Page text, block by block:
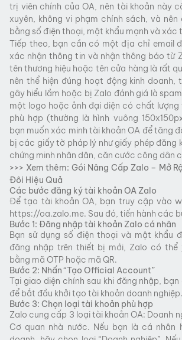
trị viên chính của OA, nên tài khoản này
xuyên, không vi phạm chính sách, và
bằng số điện thoại, mật khẩu mạnh và xác
Tiếp theo, bạn cần có một địa chỉ email
xác nhận thông tin và nhận thông báo từ
tên thương hiệu hoặc tên cửa hàng là rất
nên thể hiện đúng hoạt động kinh doanh,
gây hiểu lầm hoặc bị Zalo đánh giá là
một logo hoặc ảnh đại diện có chất
phù hợp (thường là hình vuông
bạn muốn xác minh tài khoản OA để tăng
bị các giấy tờ pháp lý như giấy phép đăng
chứng minh nhân dân, căn cước công dân
>>> Xem thêm: Gói Nâng Cấp Zalo – Mở
Đôi Hiệu Quả
Các bước đăng ký tài khoản OA Zalo
Để tạo tài khoản OA, bạn truy cập vào
https://oa.zalo.me. Sau đó, tiến hành các
Bước 1: Đăng nhập tài khoản Zalo cá nhân
Bạn sử dụng số điện thoại và mật khẩu
đăng nhập trên thiết bị mới, Zalo có thể
bằng mã OTP hoặc mã QR.
Bước 2: Nhấn “Tạo Official Account”
Tại giao diện chính sau khi đăng nhập, bạn
để bắt đầu khởi tạo tài khoản doanh nghiệp.
Bước 3: Chọn loại tài khoản phù hợp
Zalo cung cấp 3 loại tài khoản OA: Doanh
Cơ quan nhà nước. Nếu bạn là cá nhân